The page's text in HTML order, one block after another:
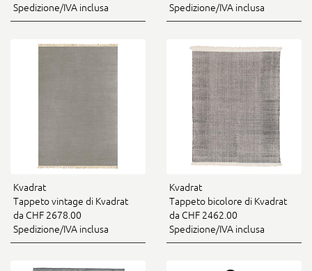
Spedizione/IVA inclusa
Spedizione/IVA inclusa
Kvadrat
Tappeto vintage di Kvadrat
da CHF 2678.00
Spedizione/IVA inclusa
Kvadrat
Tappeto bicolore di Kvadrat
da CHF 2462.00
Spedizione/IVA inclusa